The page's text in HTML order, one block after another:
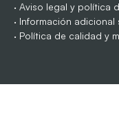
· Aviso legal y política
· Información
· Política de calidad y